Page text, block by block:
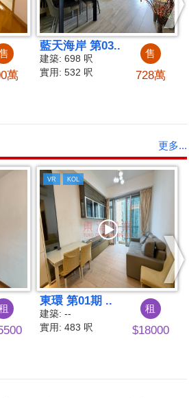
售
映灣園 第03期..
建築: 749 呎
實用: 563 呎
東環 第
建築: --
實用:
更多...
租
東環 第01期 ..
建築: --
實用: 471 呎
藍天海
建築:
實用: